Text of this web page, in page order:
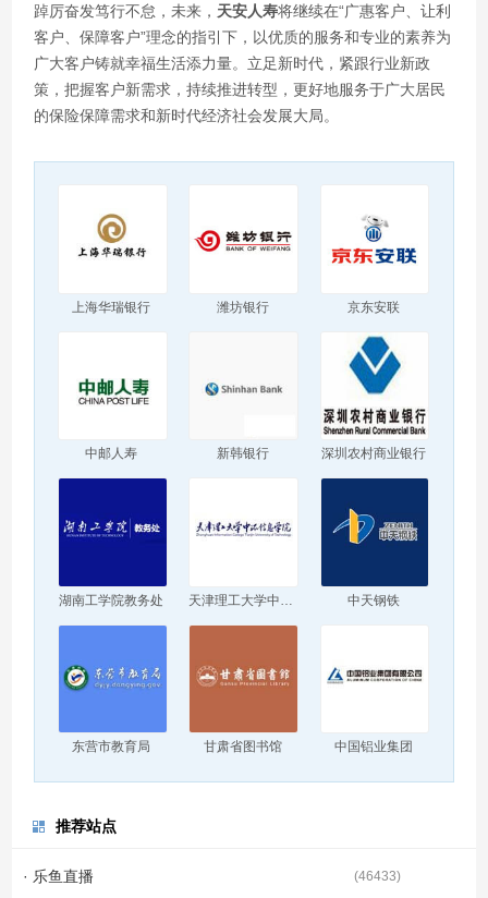
踔厉奋发笃行不怠，未来， 天安人寿将继续在“广惠客户、让利
客户、保障客户”理念的指引下，以优质的服务和专业的素养为
广大客户铸就幸福生活添力量。立足新时代，紧跟行业新政
策，把握客户新需求，持续推进转型，更好地服务于广大居民
的保险保障需求和新时代经济社会发展大局。
上海华瑞银行 潍坊银行 京东安联
中邮人寿 新韩银行 深圳农村商业银行
湖南工学院教务处 天津理工大学中环信息学院 中天钢铁
东营市教育局 甘肃省图书馆 中国铝业集团
推荐站点
· 乐鱼直播 (46433)